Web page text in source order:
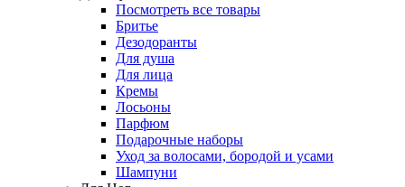
Посмотреть все товары
Бритье
Дезодоранты
Для душа
Для лица
Кремы
Лосьоны
Парфюм
Подарочные наборы
Уход за волосами, бородой и усами
Шампуни